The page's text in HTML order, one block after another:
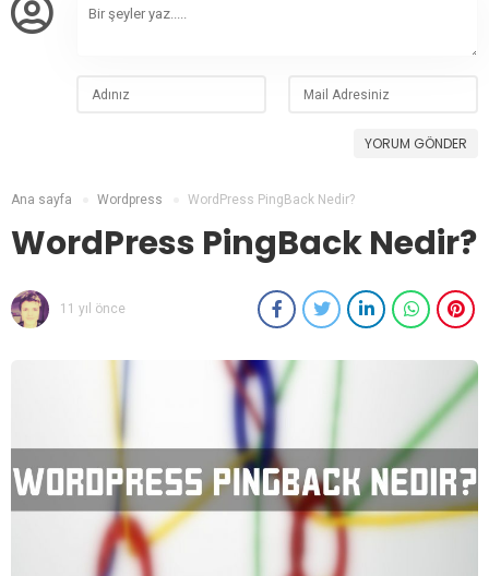
YORUM GÖNDER
Ana sayfa Wordpress WordPress PingBack Nedir?
WordPress PingBack Nedir?
11 yıl önce